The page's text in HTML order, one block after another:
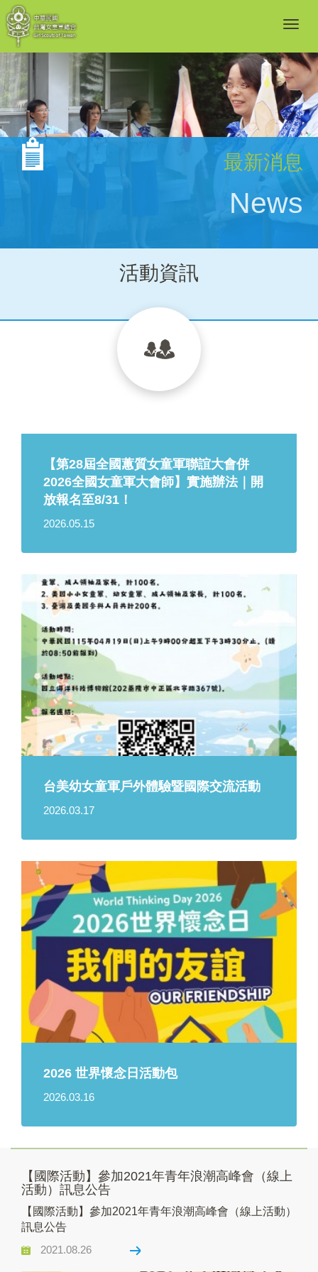
最新消息
News
活動資訊
【第28屆全國蕙質女童軍聯誼大會併
2026全國女童軍大會師】實施辦法｜開
放報名至8/31！
2026.05.15
台美幼女童軍戶外體驗暨國際交流活動
2026.03.17
2026 世界懷念日活動包
2026.03.16
【國際活動】參加2021年青年浪潮高峰會（線上
活動）訊息公告
【國際活動】參加2021年青年浪潮高峰會（線上活動）
訊息公告
2021.08.26